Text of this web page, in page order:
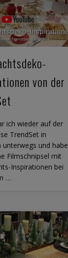
von der
ich wieder auf der
TrendSet in
unterwegs und habe
Filmschnipsel mit
Inspirationen bei
…